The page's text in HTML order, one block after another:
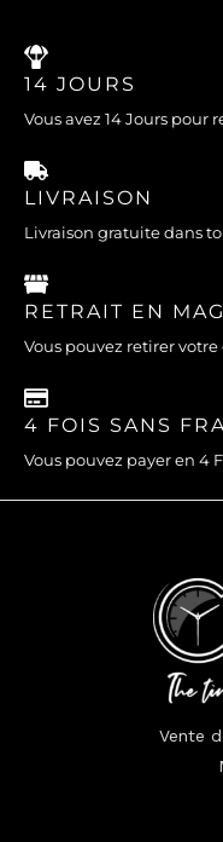
14 JOURS
Vous avez 14 Jours
LIVRAISON
Livraison gratuite dans
RETRAIT EN
Vous pouvez retirer
4 FOIS SANS
Vous pouvez payer en 4
Vente